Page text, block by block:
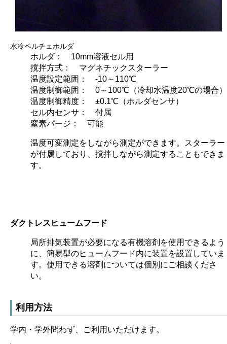
水冷ペルチェホルダ
ホルダ： 10mm溶液セル用
撹拌方式： マグネチックスターラー
温度設定範囲： -10～110℃
温度制御範囲： 0～100℃（冷却水温度20℃の場合）
温度制御精度： ±0.1℃（ホルダセンサ）
セル内センサ： 付属
窒素パージ： 可能
温度可変測定をしながら測定ができます。スターラー
が付属しており、撹拌しながら測定することもできま
す。
ダクトレスヒュームフード
局所排気装置が必要になる有機溶剤を使用できるよう
に、簡易型のヒュームフード内に装置を設置していま
す。使用できる溶剤については個別にご相談くださ
い。
利用方法
学内・学外問わず、ご利用いただけます。